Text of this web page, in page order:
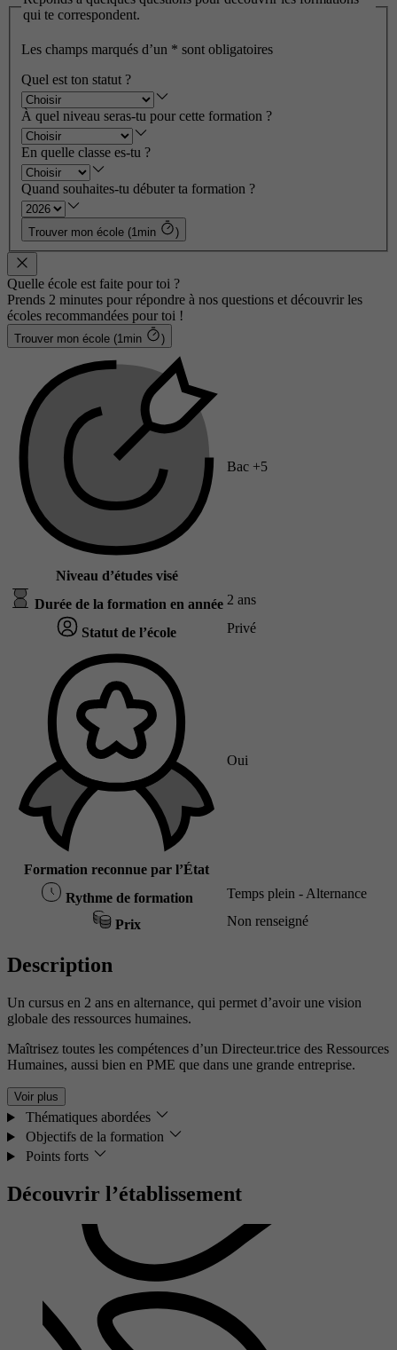
qui te correspondent.
Les champs marqués d’un * sont obligatoires
Quel est ton statut ?
À quel niveau seras-tu pour cette formation ?
En quelle classe es-tu ?
Quand souhaites-tu débuter ta formation ?
Trouver mon école (1min )
Quelle école est faite pour toi ?
Prends 2 minutes pour répondre à nos questions et découvrir les
écoles recommandées pour toi !
Trouver mon école (1min )
Niveau d’études visé
Bac +5
Durée de la formation en année 2 ans
Statut de l’école Privé
Formation reconnue par l’État
Oui
Rythme de formation Temps plein - Alternance
Prix Non renseigné
Description
Un cursus en 2 ans en alternance, qui permet d’avoir une vision
globale des ressources humaines.
Maîtrisez toutes les compétences d’un Directeur.trice des Ressources
Humaines, aussi bien en PME que dans une grande entreprise.
Voir plus
Thématiques abordées
Objectifs de la formation
Points forts
Découvrir l’établissement